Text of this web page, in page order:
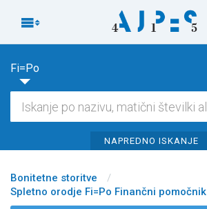
Na vsebino

Fi=Po
NAPREDNO ISKANJE
Bonitetne storitve
/
Spletno orodje Fi=Po Finančni pomočnik